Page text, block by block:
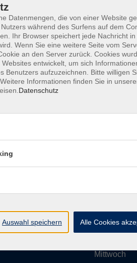
Impressum AGBs
e. V.
Dienstag
Mittwoch
Datenmengen, die von einer Website
während des Surfens auf dem
Ihr Browser speichert jede Nachricht
Wenn Sie eine weitere Seite vom
an den Server zurück. Cookies
entwickelt, um sich
Benutzers aufzuzeichnen. Bitte willigen
Informationen finden Sie in
Datenschutz
Auswahl speichern Alle Cookies